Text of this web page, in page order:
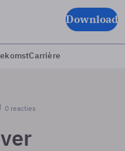
Download
Carrière
0 reacties